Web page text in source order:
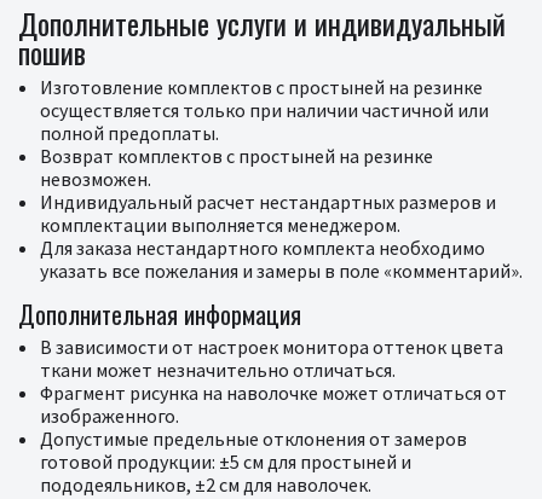
Дополнительные услуги и индивидуальный
пошив
Изготовление комплектов с простыней на резинке
осуществляется только при наличии частичной или
полной предоплаты.
Возврат комплектов с простыней на резинке
невозможен.
Индивидуальный расчет нестандартных размеров и
комплектации выполняется менеджером.
Для заказа нестандартного комплекта необходимо
указать все пожелания и замеры в поле «комментарий».
Дополнительная информация
В зависимости от настроек монитора оттенок цвета
ткани может незначительно отличаться.
Фрагмент рисунка на наволочке может отличаться от
изображенного.
Допустимые предельные отклонения от замеров
готовой продукции: ±5 см для простыней и
пододеяльников, ±2 см для наволочек.